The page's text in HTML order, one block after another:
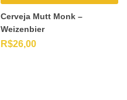
Cerveja Mutt Monk –
Weizenbier
R$26,00